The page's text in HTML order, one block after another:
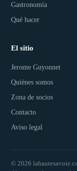
Gastronomía
Qué hacer
El sitio
Jerome Guyonnet
Quiénes somos
Zona de socios
Contacto
Aviso legal
© 2026